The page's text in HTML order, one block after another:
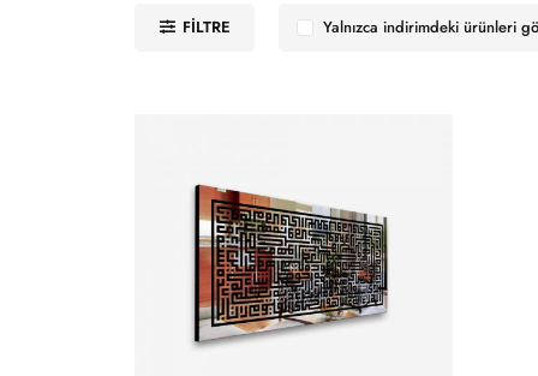
FILTRE Yalnızca indirimdeki ürünleri